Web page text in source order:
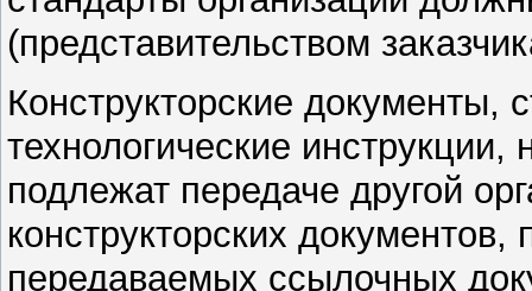
(представительством
Конструкторские документы,
технологические
подлежат передаче другой
конструкторских
передаваемых ссылочных